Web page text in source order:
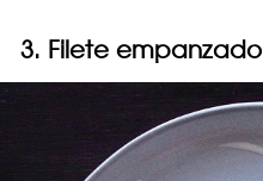
3. Filete empanzado